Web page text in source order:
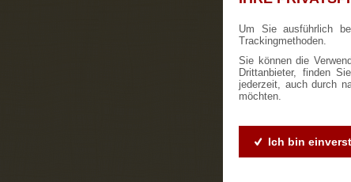
Um Sie ausführlich
Trackingmethoden.
Sie können die
Drittanbieter, finden
jederzeit, auch durch
möchten.
Ich bin